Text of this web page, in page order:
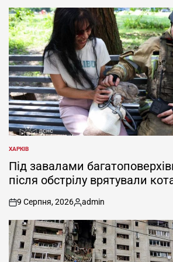
ОПУБЛІКУВАТИ
У
ХАРКІВ
Під завалами
після обстрілу врятували
on
9 Серпня, 2026
Опубліковано
admin